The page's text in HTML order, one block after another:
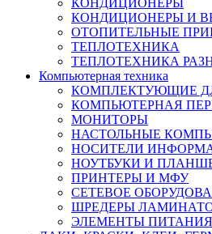
КОНДИЦИОНЕРЫ
КОНДИЦИОНЕРЫ И
ОТОПИТЕЛЬНЫЕ
ТЕПЛОТЕХНИКА
ТЕПЛОТЕХНИКА
Компьютерная техника
КОМПЛЕКТУЮЩИЕ
КОМПЬЮТЕРНАЯ
МОНИТОРЫ
НАСТОЛЬНЫЕ
НОСИТЕЛИ
НОУТБУКИ И
ПРИНТЕРЫ И МФУ
СЕТЕВОЕ
ШРЕДЕРЫ
ЭЛЕМЕНТЫ ПИТАНИЯ